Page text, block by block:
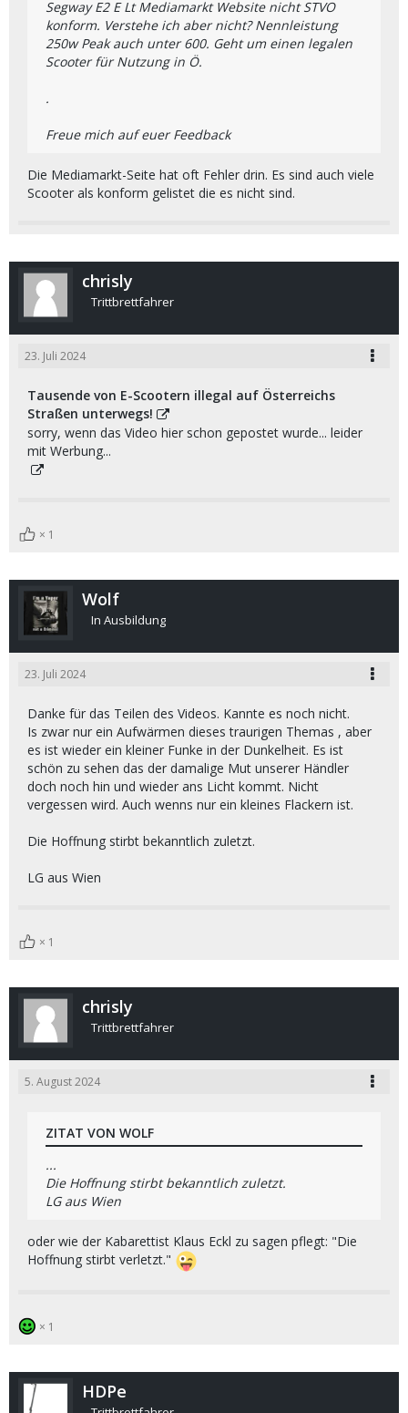
Segway E2 E Lt Mediamarkt Website nicht STVO
konform. Verstehe ich aber nicht? Nennleistung
250w Peak auch unter 600. Geht um einen legalen
Scooter für Nutzung in Ö.
.
Freue mich auf euer Feedback
Die Mediamarkt-Seite hat oft Fehler drin. Es sind auch viele
Scooter als konform gelistet die es nicht sind.
chrisly
Trittbrettfahrer
23. Juli 2024
Tausende von E-Scootern illegal auf Österreichs
Straßen unterwegs!
sorry, wenn das Video hier schon gepostet wurde... leider
mit Werbung...
1
Wolf
In Ausbildung
23. Juli 2024
Danke für das Teilen des Videos. Kannte es noch nicht.
Is zwar nur ein Aufwärmen dieses traurigen Themas , aber
es ist wieder ein kleiner Funke in der Dunkelheit. Es ist
schön zu sehen das der damalige Mut unserer Händler
doch noch hin und wieder ans Licht kommt. Nicht
vergessen wird. Auch wenns nur ein kleines Flackern ist.
Die Hoffnung stirbt bekanntlich zuletzt.
LG aus Wien
1
chrisly
Trittbrettfahrer
5. August 2024
ZITAT VON WOLF
...
Die Hoffnung stirbt bekanntlich zuletzt.
LG aus Wien
oder wie der Kabarettist Klaus Eckl zu sagen pflegt: "Die
Hoffnung stirbt verletzt."
1
HDPe